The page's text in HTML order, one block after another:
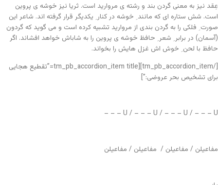
عِقد نیز به معنی گردن بند و رشته ی مروارید است. ثریا نیز خوشه ی پروین
است. شش ستاره ای که مانند ِ خوشه در کنار ِ یکدیگر قرار گرفته اند. شاعر این
صورت ِ فلکی را به گردن بندی از مروارید تشبیه کرده است و می گوید که گردون
(آسمان) در برابر ِ شعر ِ حافظ خوشه ی پروین را به شاباش خواهد افشاند. اگر
حافظ با لحن ِ خوش اش غزل هایش را بخواند.
[/tm_pb_accordion_item][tm_pb_accordion_item title=”تقطیع هجایی
برای تشخیص بحر عروضی:”]
U / – – – U / – – – U / – – – U – – –
مفاعیلن / مفاعیلن / مفاعیلن / مفاعیلن